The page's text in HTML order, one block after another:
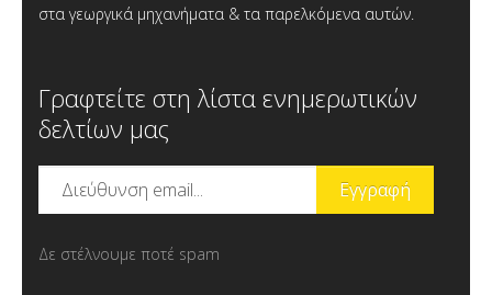
στα γεωργικά μηχανήματα & τα παρελκόμενα αυτών.
Γραφτείτε στη λίστα ενημερωτικών
δελτίων μας
Δε στέλνουμε ποτέ spam